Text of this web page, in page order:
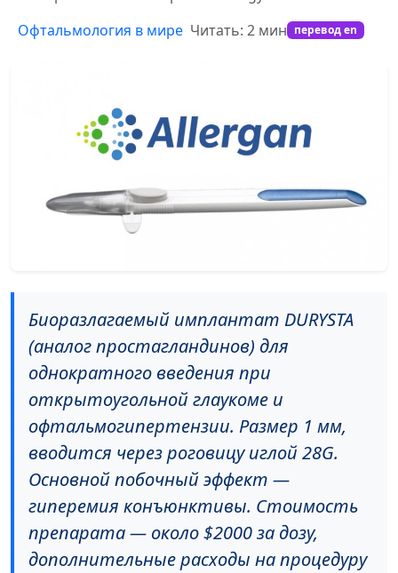
Офтальмология в мире Читать: 2 мин перевод en
Биоразлагаемый имплантат DURYSTA
(аналог простагландинов) для
однократного введения при
открытоугольной глаукоме и
офтальмогипертензии. Размер 1 мм,
вводится через роговицу иглой 28G.
Основной побочный эффект —
гиперемия конъюнктивы. Стоимость
препарата — около $2000 за дозу,
дополнительные расходы на процедуру